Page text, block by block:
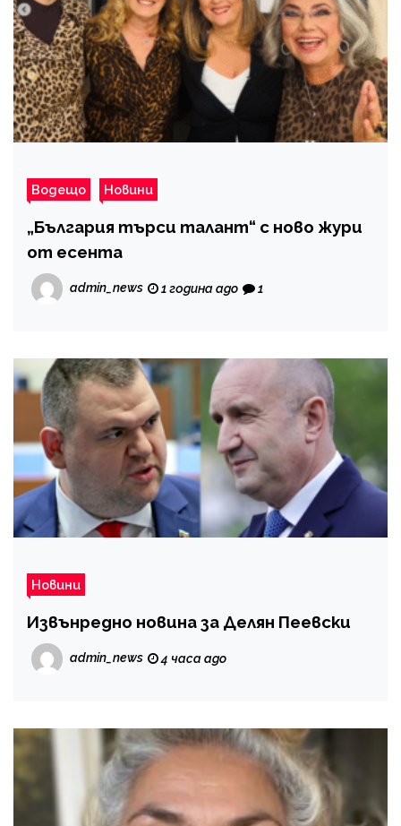
Водещо Новини
„България търси талант“ с ново жури
от есента
admin_news 1 година ago 1
Новини
Извънредно новина за Делян Пеевски
admin_news 4 часа ago